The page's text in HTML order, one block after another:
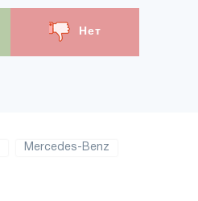
Нет
Mercedes-Benz